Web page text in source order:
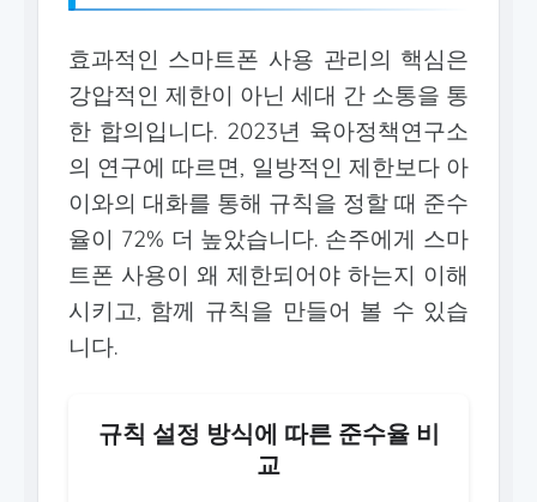
효과적인 스마트폰 사용 관리의 핵심은
강압적인 제한이 아닌 세대 간 소통을 통
한 합의입니다. 2023년 육아정책연구소
의 연구에 따르면, 일방적인 제한보다 아
이와의 대화를 통해 규칙을 정할 때 준수
율이 72% 더 높았습니다. 손주에게 스마
트폰 사용이 왜 제한되어야 하는지 이해
시키고, 함께 규칙을 만들어 볼 수 있습
니다.
규칙 설정 방식에 따른 준수율 비
교